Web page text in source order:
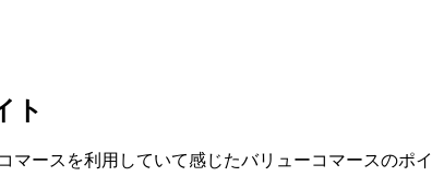
ト
マースを利用していて感じたバリューコマースのポ